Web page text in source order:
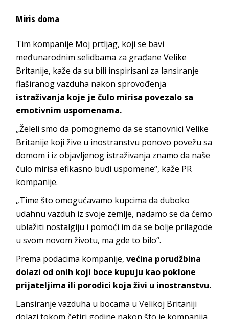
Miris doma
Tim kompanije Moj prtljag, koji se bavi
međunarodnim selidbama za građane Velike
Britanije, kaže da su bili inspirisani za lansiranje
flaširanog vazduha nakon sprovođenja
istraživanja koje je čulo mirisa povezalo sa
emotivnim uspomenama.
„Želeli smo da pomognemo da se stanovnici Velike
Britanije koji žive u inostranstvu ponovo povežu sa
domom i iz objavljenog istraživanja znamo da naše
čulo mirisa efikasno budi uspomene“, kaže PR
kompanije.
„Time što omogućavamo kupcima da duboko
udahnu vazduh iz svoje zemlje, nadamo se da ćemo
ublažiti nostalgiju i pomoći im da se bolje prilagode
u svom novom životu, ma gde to bilo“.
Prema podacima kompanije,većina porudžbina
dolazi od onih koji boce kupuju kao poklone
prijateljima ili porodici koja živi u inostranstvu.
Lansiranje vazduha u bocama u Velikoj Britaniji